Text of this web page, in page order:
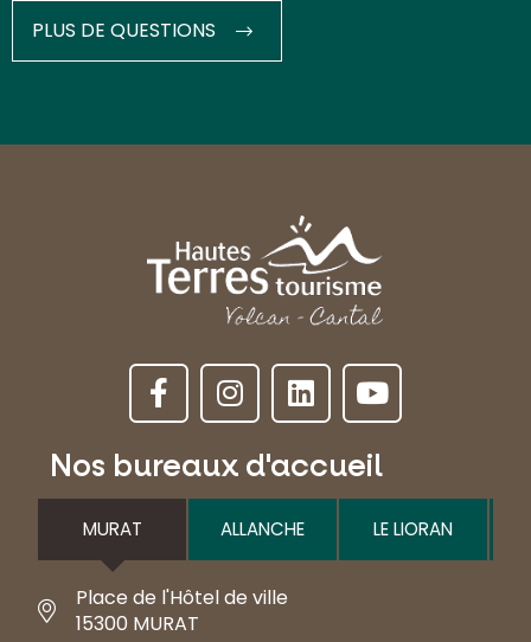
PLUS DE QUESTIONS
Nos bureaux d'accueil
MURAT ALLANCHE LE LIORAN
Place de l'Hôtel de ville
15300 MURAT